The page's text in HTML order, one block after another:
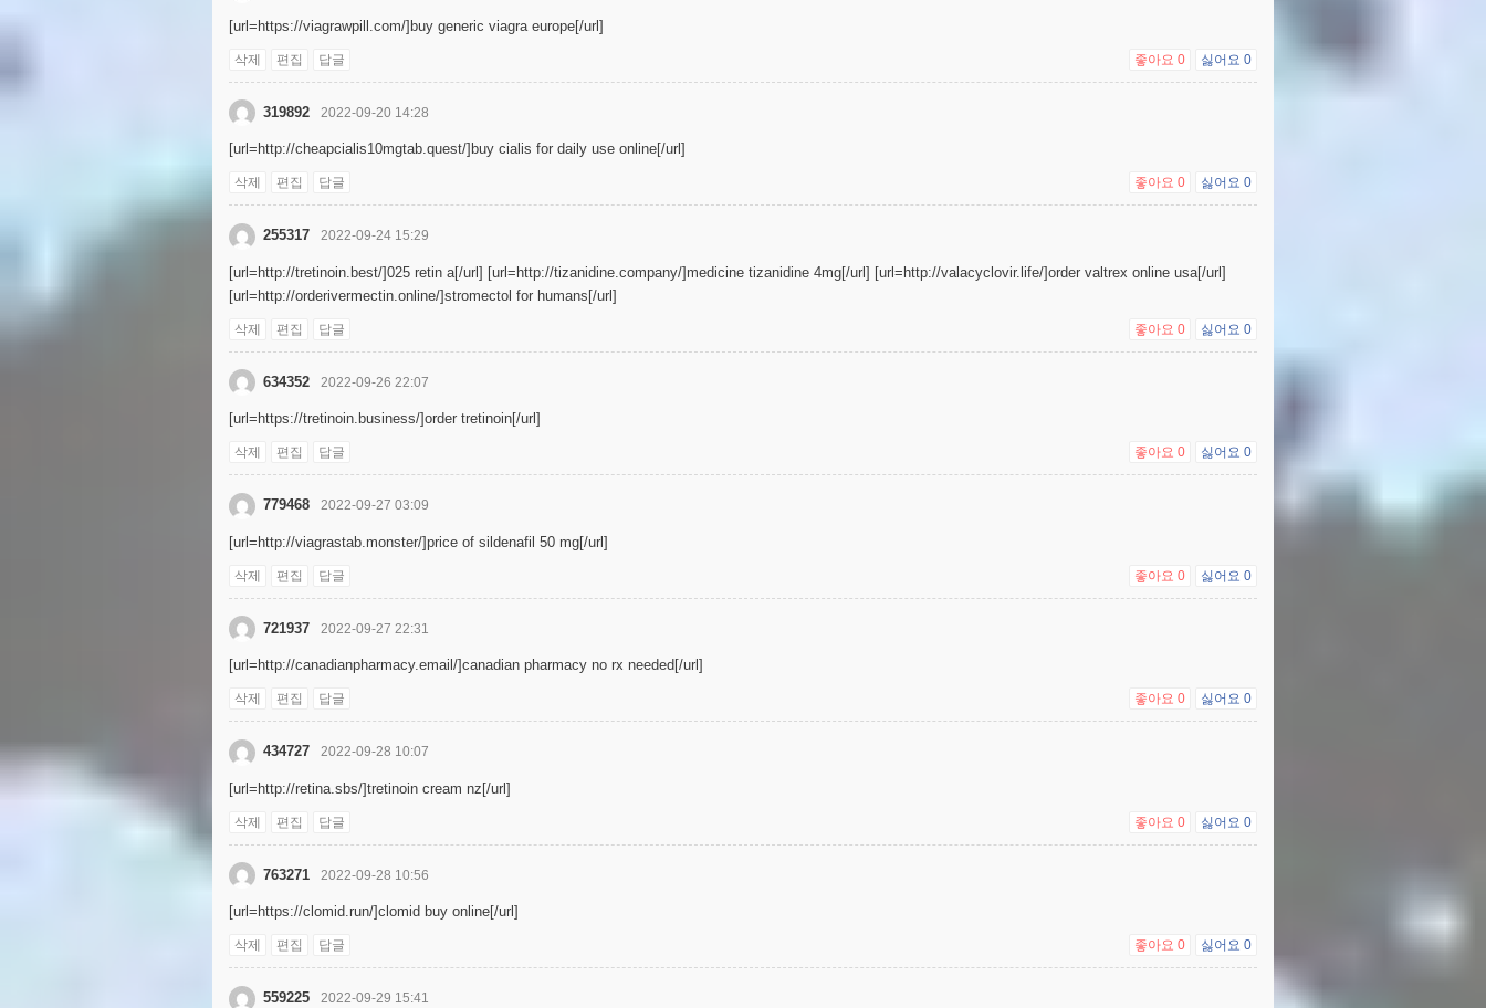
[url=https://viagrawpill.com/]buy generic viagra europe[/url]
삭제 편집 답글 좋아요 0 싫어요 0
319892 2022-09-20 14:28
[url=http://cheapcialis10mgtab.quest/]buy cialis for daily use online[/url]
삭제 편집 답글 좋아요 0 싫어요 0
255317 2022-09-24 15:29
[url=http://tretinoin.best/]025 retin a[/url] [url=http://tizanidine.company/]medicine tizanidine 4mg[/url] [url=http://valacyclovir.life/]order valtrex online usa[/url]
[url=http://orderivermectin.online/]stromectol for humans[/url]
삭제 편집 답글 좋아요 0 싫어요 0
634352 2022-09-26 22:07
[url=https://tretinoin.business/]order tretinoin[/url]
삭제 편집 답글 좋아요 0 싫어요 0
779468 2022-09-27 03:09
[url=http://viagrastab.monster/]price of sildenafil 50 mg[/url]
삭제 편집 답글 좋아요 0 싫어요 0
721937 2022-09-27 22:31
[url=http://canadianpharmacy.email/]canadian pharmacy no rx needed[/url]
삭제 편집 답글 좋아요 0 싫어요 0
434727 2022-09-28 10:07
[url=http://retina.sbs/]tretinoin cream nz[/url]
삭제 편집 답글 좋아요 0 싫어요 0
763271 2022-09-28 10:56
[url=https://clomid.run/]clomid buy online[/url]
삭제 편집 답글 좋아요 0 싫어요 0
559225 2022-09-29 15:41